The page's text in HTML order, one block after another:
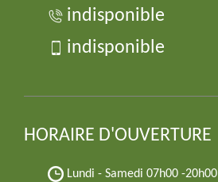
indisponible
indisponible
HORAIRE D'OUVERTURE
Lundi - Samedi 07h00 -20h00